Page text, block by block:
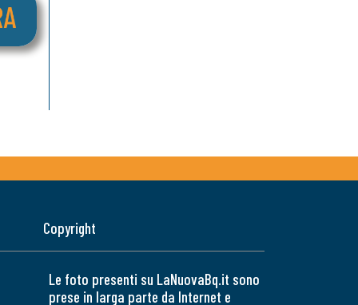
Copyright
Le foto presenti su LaNuovaBq.it sono
prese in larga parte da Internet e